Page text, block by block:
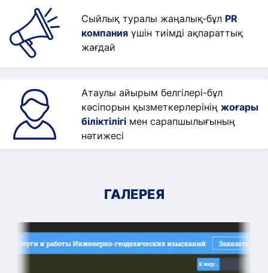
Сыйлық туралы жаңалық-бұл PR
компания үшін тиімді ақпараттық
жағдай
Атаулы айырым белгілері-бұл
кәсіпорын қызметкерлерінің жоғары
біліктілігі мен сарапшылығының
нәтижесі
ГАЛЕРЕЯ